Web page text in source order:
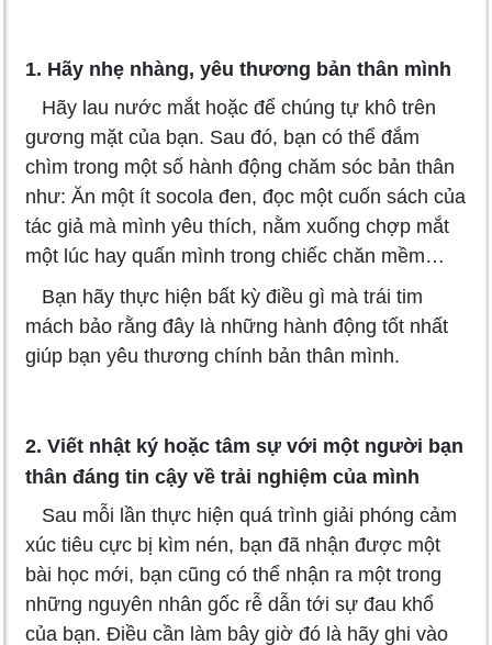
1. Hãy nhẹ nhàng, yêu thương bản thân mình
Hãy lau nước mắt hoặc để chúng tự khô trên
gương mặt của bạn. Sau đó, bạn có thể đắm
chìm trong một số hành động chăm sóc bản thân
như: Ăn một ít socola đen, đọc một cuốn sách của
tác giả mà mình yêu thích, nằm xuống chợp mắt
một lúc hay quấn mình trong chiếc chăn mềm…
Bạn hãy thực hiện bất kỳ điều gì mà trái tim
mách bảo rằng đây là những hành động tốt nhất
giúp bạn yêu thương chính bản thân mình.
2. Viết nhật ký hoặc tâm sự với một người bạn
thân đáng tin cậy về trải nghiệm của mình
Sau mỗi lần thực hiện quá trình giải phóng cảm
xúc tiêu cực bị kìm nén, bạn đã nhận được một
bài học mới, bạn cũng có thể nhận ra một trong
những nguyên nhân gốc rễ dẫn tới sự đau khổ
của bạn. Điều cần làm bây giờ đó là hãy ghi vào